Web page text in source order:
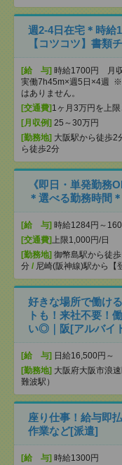
週2-4日在宅＊時給
【コツコツ】書類
[給 与] 時給1700円 月
実働7h45m×週5日×4週 ※
はありません。
[交通費] 1ヶ月3万円を上
[月収例] 25～30万円
[勤務地] 大阪駅から徒歩2
ら徒歩2分
《即日・単発勤務
＊選べる勤務時間
[給 与] 時給1284円～
[交通費] 上限1,000円/日
[勤務地] 御幣島駅から徒
分 / 尼崎(阪神線)駅から【
好きな場所で働け
トも！来社不要！
い◎｜阪[アルバイ
[給 与] 日給16,500円～
[勤務地] 大阪府大阪市浪
難波駅）
座り仕事！給与即
作業など[派遣]
[給 与] 時給1300円